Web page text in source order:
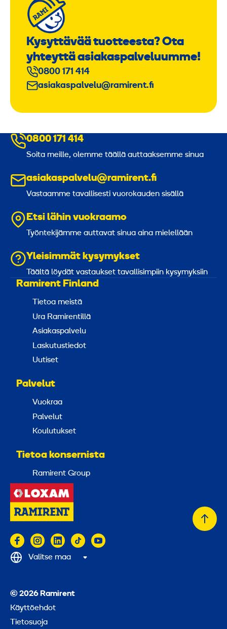
Kysyttävää tuotteesta? Ota
yhteyttä asiakaspalveluumme!
0800 171 414
asiakaspalvelu@ramirent.fi
0800 171 414
Soita meille, olemme täällä auttaaksemme sinua
asiakaspalvelu@ramirent.fi
Vastaamme tavallisesti vuorokauden sisällä
Etsi lähin vuokraamo
Työntekijämme auttavat sinua aina mielellään
Yleisimmät kysymykset
Täältä löydät vastaukset tavallisimpiin kysymyksiin
Ramirent Finland
Tietoa meistä
Ura Ramirentillä
Asiakaspalvelu
Laskutustiedot
Uutiset
Palvelut
Vuokraa
Palvelut
Koulutukset
Tietoa konsernista
Ramirent Group
© 2026 Ramirent
Käyttöehdot
Tietosuoja
Valitse maa